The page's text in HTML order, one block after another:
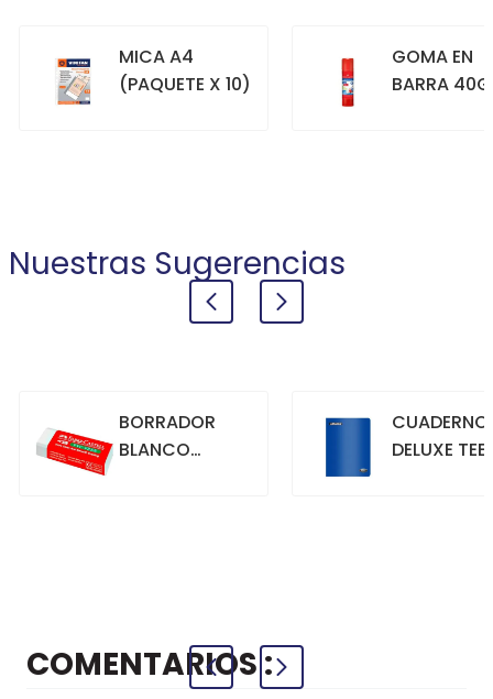
MICA A4
(PAQUETE X 10)
GOMA EN
BARRA
Nuestras Sugerencias
BORRADOR
BLANCO
DELUXE
COMENTARIOS